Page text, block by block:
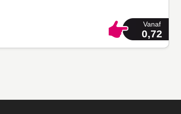
Vanaf
0,72